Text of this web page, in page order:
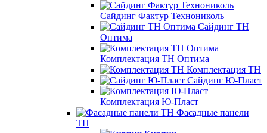
Сайдинг Фактур Технониколь
Сайдинг ТН
Оптима
Комплектация ТН Оптима
Комплектация ТН
Сайдинг Ю-Пласт
Комплектация Ю-Пласт
Фасадные панели
ТН